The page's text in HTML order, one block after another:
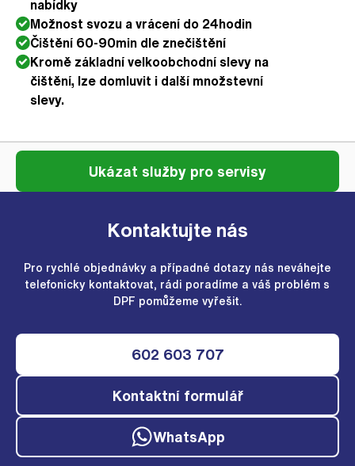
nabídky
Možnost svozu a vrácení do 24hodin
Čištění 60-90min dle znečištění
Kromě základní velkoobchodní slevy na
čištění, lze domluvit i další množstevní
slevy.
Ukázat služby pro servisy
Kontaktujte nás
Pro rychlé objednávky a případné dotazy nás neváhejte
telefonicky kontaktovat, rádi poradíme a váš problém s
DPF pomůžeme vyřešit.
602 603 707
Kontaktní formulář
WhatsApp